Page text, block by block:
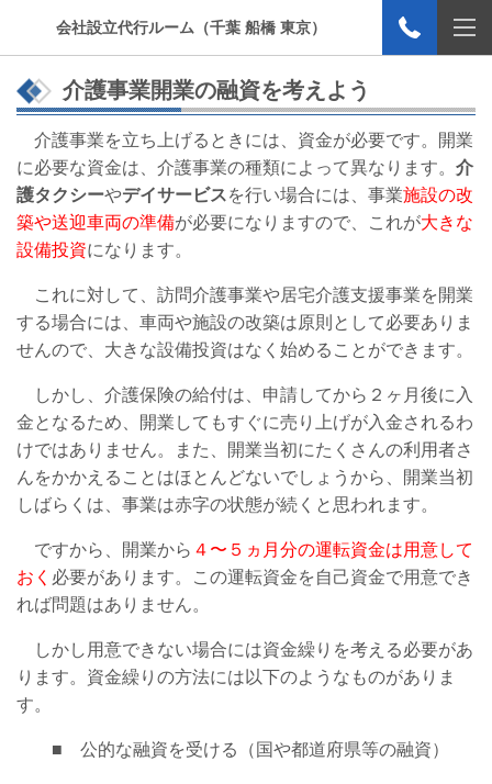
会社設立代行ルーム（千葉 船橋 東京）
介護事業開業の融資を考えよう
介護事業を立ち上げるときには、資金が必要です。開業
に必要な資金は、介護事業の種類によって異なります。 介
護タクシーやデイサービスを行い場合には、事業施設の改
築や送迎車両の準備が必要になりますので、これが大きな
設備投資になります。
これに対して、訪問介護事業や居宅介護支援事業を開業
する場合には、車両や施設の改築は原則として必要ありま
せんので、大きな設備投資はなく始めることができます。
しかし、介護保険の給付は、申請してから２ヶ月後に入
金となるため、開業してもすぐに売り上げが入金されるわ
けではありません。また、開業当初にたくさんの利用者さ
んをかかえることはほとんどないでしょうから、開業当初
しばらくは、事業は赤字の状態が続くと思われます。
ですから、開業から ４〜５ヵ月分の運転資金は用意して
おく 必要があります。この運転資金を自己資金で用意でき
れば問題はありません。
しかし用意できない場合には資金繰りを考える必要があ
ります。資金繰りの方法には以下のようなものがありま
す。
■ 公的な融資を受ける（国や都道府県等の融資）